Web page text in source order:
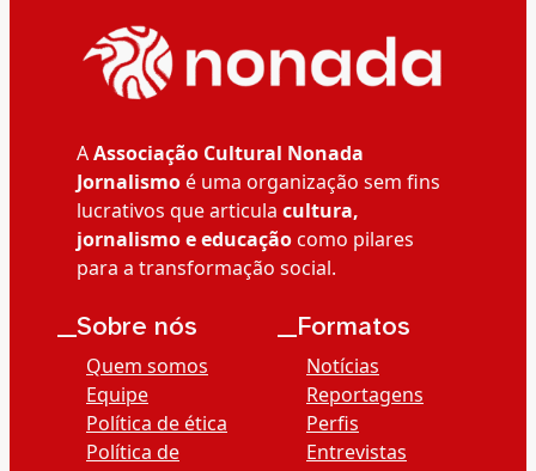
AAssociação Cultural Nonada
Jornalismoé uma organização sem fins
lucrativos que articula cultura,
jornalismo e educaçãocomo pilares
para a transformação social.
__Sobre nós
Quem somos
Equipe
Política de ética
Política de
__Formatos
Notícias
Reportagens
Perfis
Entrevistas